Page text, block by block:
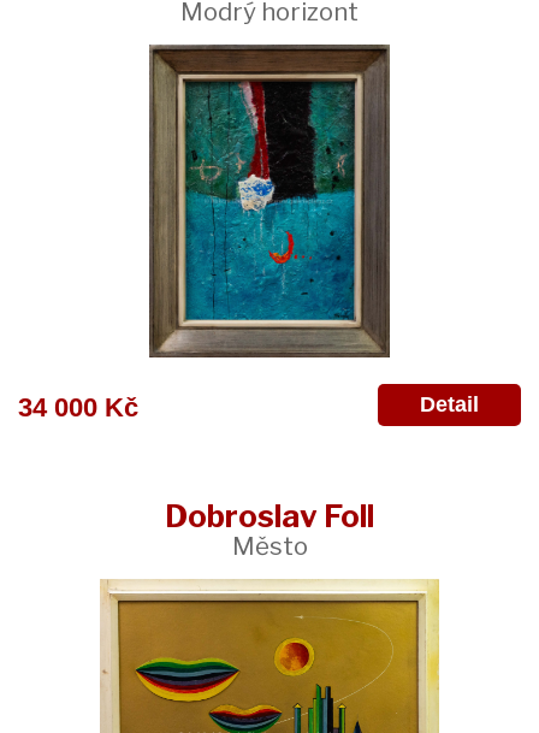
Modrý horizont
34 000 Kč Detail
Dobroslav Foll
Město